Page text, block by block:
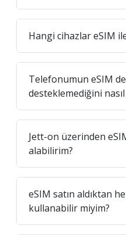
Hangi cihazlar eSIM
Telefonumun eSIM
desteklemediğini
Jett-on üzerinden
alabilirim?
eSIM satın aldıktan
kullanabilir miyim?